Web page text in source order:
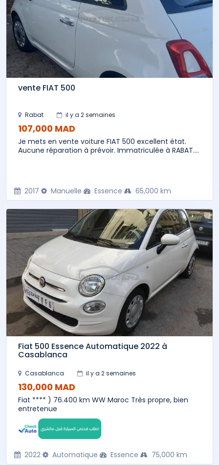
vente FIAT 500
Rabat il y a 2 semaines
107,000 MAD
Je mets en vente voiture FIAT 500 excellent état.
Aucune réparation à prévoir. Immatriculée à RABAT....
2017 Manuelle Essence 65,000 km
Fiat 500 Essence Automatique 2022 à
Casablanca
Casablanca il y a 2 semaines
130,000 MAD
Fiat **** ) 76.400 km WW Maroc Très propre, bien
entretenue
2022 Automatique Essence 75,000 km